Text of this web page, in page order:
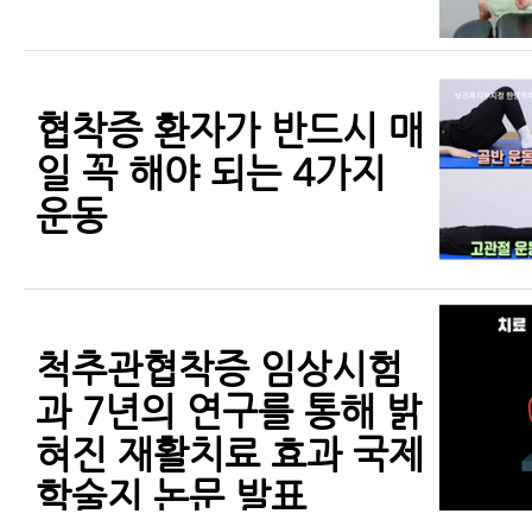
협착증 환자가 반드시 매
일 꼭 해야 되는 4가지
운동
척추관협착증 임상시험
과 7년의 연구를 통해 밝
혀진 재활치료 효과 국제
학술지 논문 발표